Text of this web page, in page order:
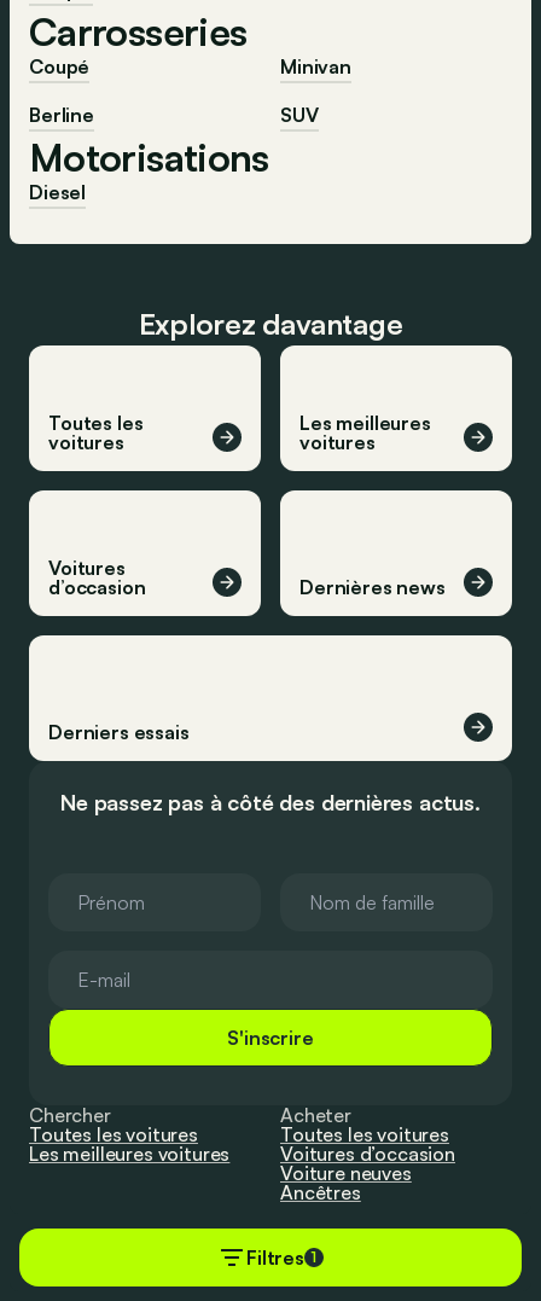
Filtres 1
Carrosseries
Coupé
Minivan
Berline
SUV
Motorisations
Diesel
Explorez davantage
Toutes les
voitures
Les meilleures
voitures
Voitures
d’occasion
Dernières news
Derniers essais
Ne passez pas à côté des dernières actus.
S'inscrire
Chercher
Toutes les voitures
Les meilleures voitures
Acheter
Toutes les voitures
Voitures d’occasion
Voiture neuves
Ancêtres
Tout
Contact
Publiez vos voitures